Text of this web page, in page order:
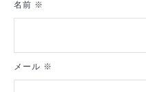
名前 ※
メール ※